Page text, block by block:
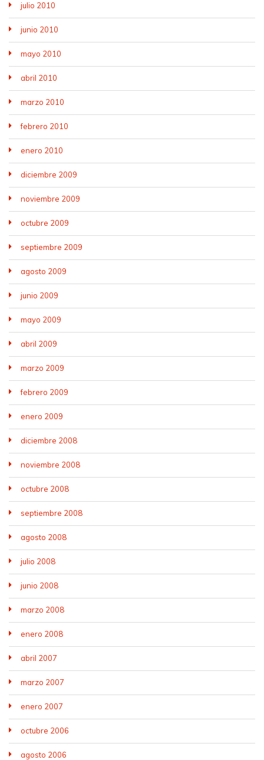
julio 2010
junio 2010
mayo 2010
abril 2010
marzo 2010
febrero 2010
enero 2010
diciembre 2009
noviembre 2009
octubre 2009
septiembre 2009
agosto 2009
junio 2009
mayo 2009
abril 2009
marzo 2009
febrero 2009
enero 2009
diciembre 2008
noviembre 2008
octubre 2008
septiembre 2008
agosto 2008
julio 2008
junio 2008
marzo 2008
enero 2008
abril 2007
marzo 2007
enero 2007
octubre 2006
agosto 2006